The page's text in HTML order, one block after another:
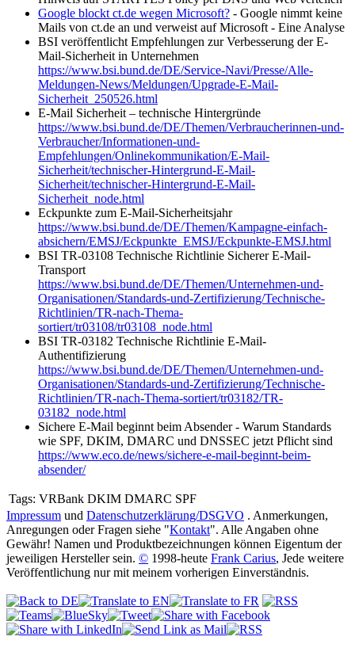
Google blockt ct.de wegen Microsoft? - Google nimmt keine
Mails von ct.de an und verweist auf Microsoft - Eine Analyse
BSI veröffentlicht Empfehlungen zur Verbesserung der E-
Mail-Sicherheit in Unternehmen
https://www.bsi.bund.de/DE/Service-Navi/Presse/Alle-
Meldungen-News/Meldungen/Upgrade-E-Mail-
Sicherheit_250526.html
E-Mail Sicherheit – technische Hintergründe
https://www.bsi.bund.de/DE/Themen/Verbraucherinnen-und-
Verbraucher/Informationen-und-
Empfehlungen/Onlinekommunikation/E-Mail-
Sicherheit/technischer-Hintergrund-E-Mail-
Sicherheit/technischer-Hintergrund-E-Mail-
Sicherheit_node.html
Eckpunkte zum E-Mail-Sicherheitsjahr
https://www.bsi.bund.de/DE/Themen/Kampagne-einfach-
absichern/EMSJ/Eckpunkte_EMSJ/Eckpunkte-EMSJ.html
BSI TR-03108 Technische Richtlinie Sicherer E-Mail-
Transport
https://www.bsi.bund.de/DE/Themen/Unternehmen-und-
Organisationen/Standards-und-Zertifizierung/Technische-
Richtlinien/TR-nach-Thema-
sortiert/tr03108/tr03108_node.html
BSI TR-03182 Technische Richtlinie E-Mail-
Authentifizierung
https://www.bsi.bund.de/DE/Themen/Unternehmen-und-
Organisationen/Standards-und-Zertifizierung/Technische-
Richtlinien/TR-nach-Thema-sortiert/tr03182/TR-
03182_node.html
Sichere E-Mail beginnt beim Absender - Warum Standards
wie SPF, DKIM, DMARC und DNSSEC jetzt Pflicht sind
https://www.eco.de/news/sichere-e-mail-beginnt-beim-
absender/
Tags: VRBank DKIM DMARC SPF
Impressum und Datenschutzerklärung/DSGVO . Anmerkungen,
Anregungen oder Fragen siehe "Kontakt". Alle Angaben ohne
Gewähr! Namen und Produktbezeichnungen können Eigentum der
jeweiligen Hersteller sein. © 1998-heute Frank Carius, Jede weitere
Veröffentlichung nur mit meinem vorherigen Einverständnis.